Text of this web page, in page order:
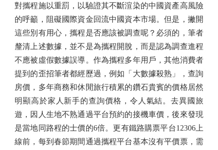
對攜程施以重罰，以驗證其不斷渲染的中國資產高風險
的呼籲，阻礙國際資金回流中國資本市場。但是，撇開
這些別有用心，攜程是否應該被調查呢？必須的，筆者
釐清上述數據，並不是為攜程開脫，而是認為調查進程
不應被虛假數據誤導。作為攜程多年用戶，其他消費者
提到的歪招筆者都經歷過，例如「大數據殺熟」，查詢
房價，多年商務和休閒旅行積累的鑽石貴賓的價格居然
明顯高於家人新手的查詢價格，令人氣結。去異國旅
遊，因人生地不熟通過平台預約的接機車價，後來發現
是當地同路程的士價的6倍。更有鐵路購票平台12306上
線前，每到春節期間通過攜程平台基本沒有平價票，需